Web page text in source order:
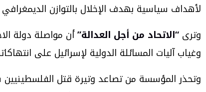
لأهداف سياسية بهدف الإخلال بالتوازن
وترى “الاتحاد من أجل العدالة”أن مواصلة دولة
وغياب آليات المسائلة الدولية لإسرائيل على
وتحذر المؤسسة من تصاعد وتيرة قتل الفلسطينيين